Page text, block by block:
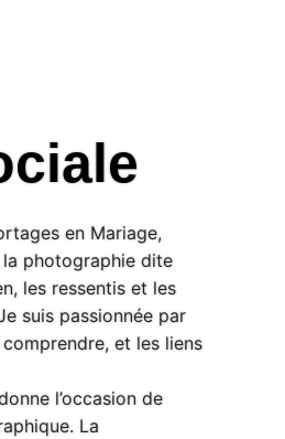
en Mariage,
la photographie dite
les ressentis et les
suis passionnée par
et les liens
l’occasion de
La